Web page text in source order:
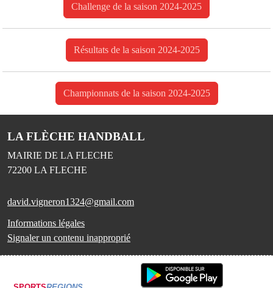
Challenge de la saison 2024-2025
Résultats de la saison 2024-2025
Championnats de la saison 2024-2025
LA FLÈCHE HANDBALL
MAIRIE DE LA FLECHE
72200 LA FLECHE
david.vigneron1324@gmail.com
Informations légales
Signaler un contenu inapproprié